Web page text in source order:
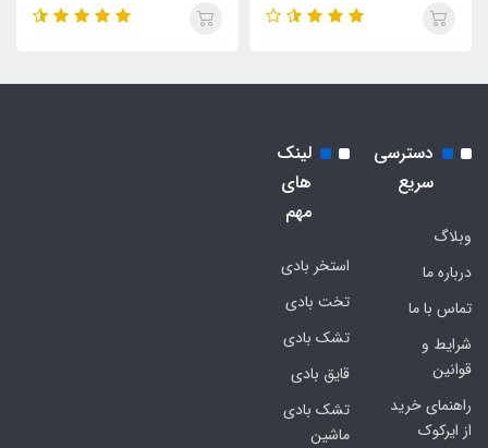
دسترسی
سریع
وبلاگ
درباره ما
تماس با ما
شرایط و
قوانین
راهنمای خرید
از ایرکوک
لینک
های
مهم
استخر بادی
تخت بادی
تشک بادی
قایق بادی
تشک بادی
ماشین